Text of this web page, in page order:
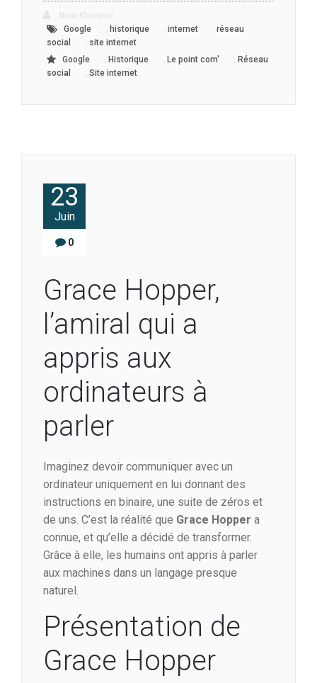
Google
historique internet
réseau
social
site internet
Google
Historique Le point com'
Réseau
social
Site internet
23
Juin
0
Grace Hopper,
l’amiral qui a
appris aux
ordinateurs à
parler
Imaginez devoir communiquer avec un
ordinateur uniquement en lui donnant des
instructions en binaire, une suite de zéros et
de uns. C’est la réalité que Grace Hopper a
connue, et qu’elle a décidé de transformer.
Grâce à elle, les humains ont appris à parler
aux machines dans un langage presque
naturel.
Présentation de
Grace Hopper